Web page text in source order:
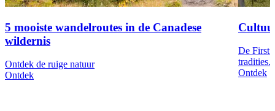
5 mooiste wandelroutes in de Canadese
wildernis
Ontdek de ruige natuur
Ontdek
De First
tradities.
Ontdek